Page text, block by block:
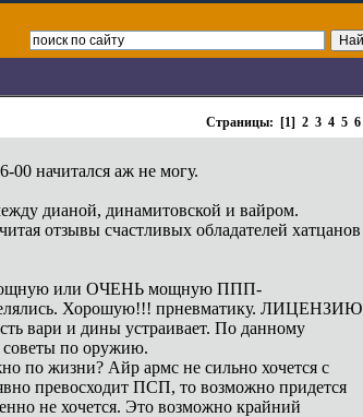
Страницы: [1] 2 3 4 5 6
00 начитался аж не могу.
дианой, динамитовской и вайром.
отзывы счастливых обладателей хатцанов
мощную или ОЧЕНЬ мощную ППП-
Хорошую!!! прневматику. ЛИЦЕНЗИЮ
вари и дины устраивает. По данному
советы по оружию.
по жизни? Айр армс не сильно хочется с
превосходит ПСП, то возможно придется
не хочется. Это возможно крайний